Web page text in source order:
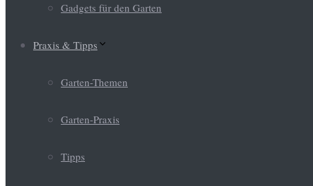
Gadgets für den Garten
Praxis & Tipps
Garten-Themen
Garten-Praxis
Tipps